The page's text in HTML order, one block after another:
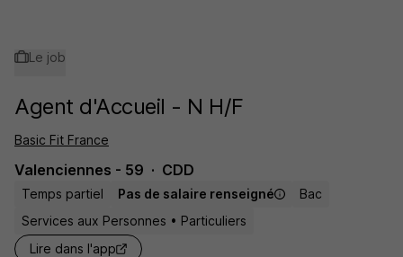
Le job
Agent d'Accueil - N H/F
Basic Fit France
Valenciennes - 59 CDD
Temps partiel Pas de salaire renseigné
Bac
Services aux Personnes • Particuliers
Lire dans l'app